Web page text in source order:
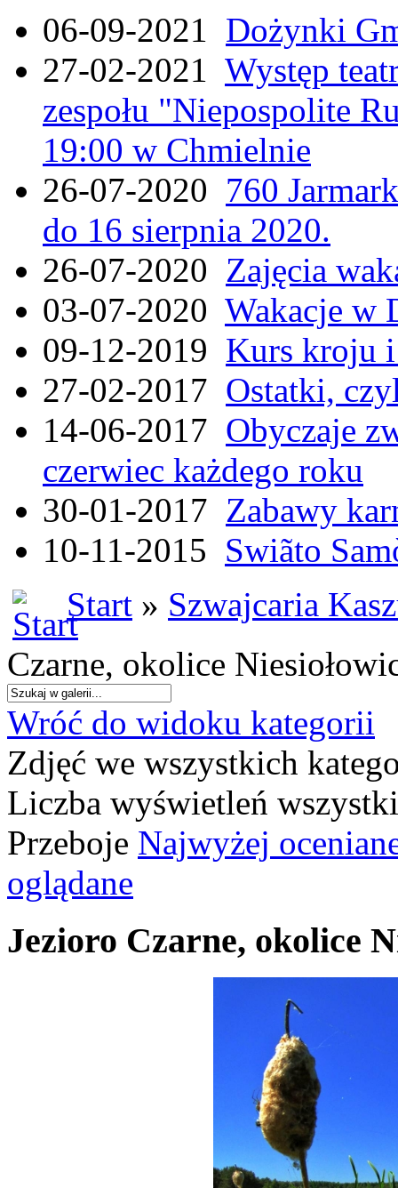
06-09-2021 Dożynki
27-02-2021 Występ
zespołu "Niepospolite
19:00 w Chmielnie
26-07-2020 760
do 16 sierpnia 2020.
26-07-2020 Zajęcia
03-07-2020 Wakacje w
09-12-2019 Kurs kroju i
27-02-2017 Ostatki,
14-06-2017 Obyczaje
czerwiec każdego roku
30-01-2017 Zabawy
10-11-2015 Swiãto
Start » Szwajcaria
Czarne, okolice
Wróć do widoku kategorii
Zdjęć we wszystkich
Liczba wyświetleń
Przeboje Najwyżej
oglądane
Jezioro Czarne, okolice